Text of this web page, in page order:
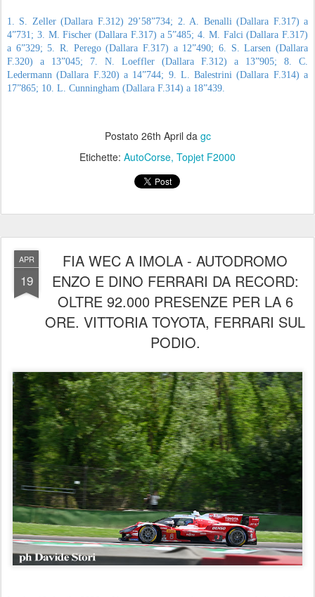
1. S. Zeller (Dallara F.312) 29’58”734; 2. A. Benalli (Dallara F.317) a
4”731; 3. M. Fischer (Dallara F.317) a 5”485; 4. M. Falci (Dallara F.317)
a 6”329; 5. R. Perego (Dallara F.317) a 12”490; 6. S. Larsen (Dallara
F.320) a 13”045; 7. N. Loeffler (Dallara F.312) a 13”905; 8. C.
Ledermann (Dallara F.320) a 14”744; 9. L. Balestrini (Dallara F.314) a
17”865; 10. L. Cunningham (Dallara F.314) a 18”439.
Postato 26th April da gc
Etichette: AutoCorse Topjet F2000
APR
19
FIA WEC A IMOLA - AUTODROMO
ENZO E DINO FERRARI DA RECORD:
OLTRE 92.000 PRESENZE PER LA 6
ORE. VITTORIA TOYOTA, FERRARI SUL
PODIO.